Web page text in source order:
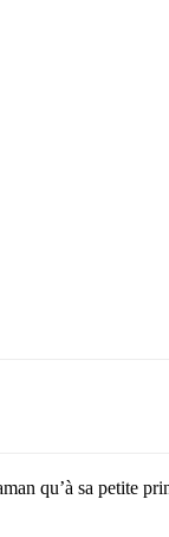
qu’à sa petite